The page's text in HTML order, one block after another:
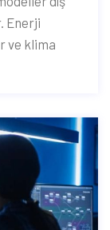
Enerji
ve klima